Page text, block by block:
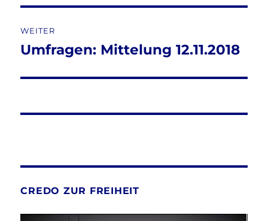
WEITER
Nächster
Umfragen: Mittelung 12.11.2018
CREDO ZUR FREIHEIT